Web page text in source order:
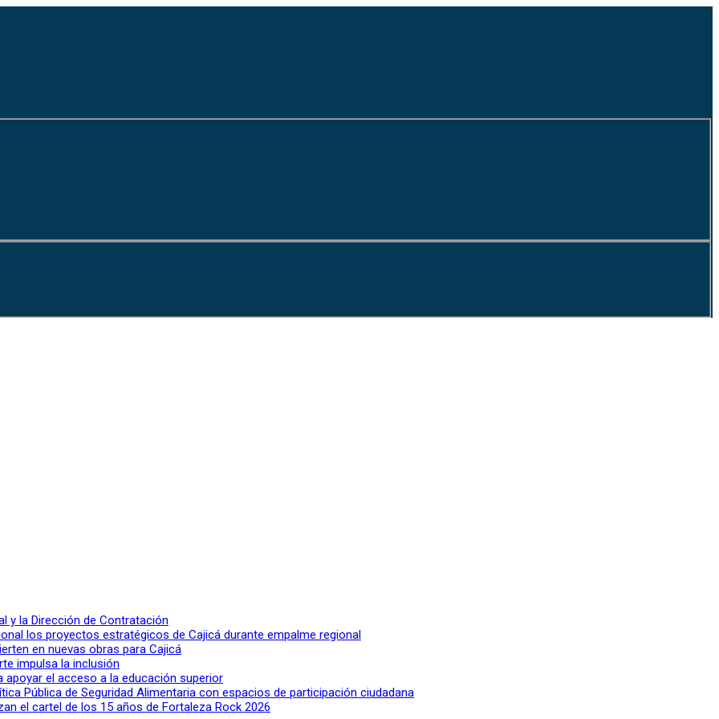
y la Dirección de Contratación
los proyectos estratégicos de Cajicá durante empalme regional
en nuevas obras para Cajicá
impulsa la inclusión
apoyar el acceso a la educación superior
Pública de Seguridad Alimentaria con espacios de participación ciudadana
el cartel de los 15 años de Fortaleza Rock 2026